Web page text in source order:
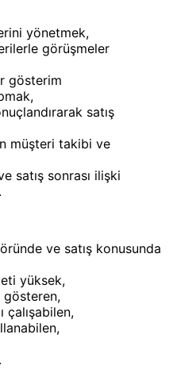
yönetmek,
görüşmeler
gösterim
satış
müşteri takibi ve
satış sonrası ilişki
ve satış konusunda
yüksek,
gösteren,
çalışabilen,